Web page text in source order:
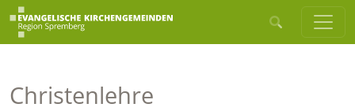
Christenlehre